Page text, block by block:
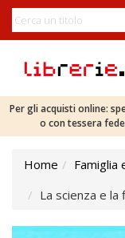
Per gli acquisti online:
o con tessera
Home Famiglia
La scienza e